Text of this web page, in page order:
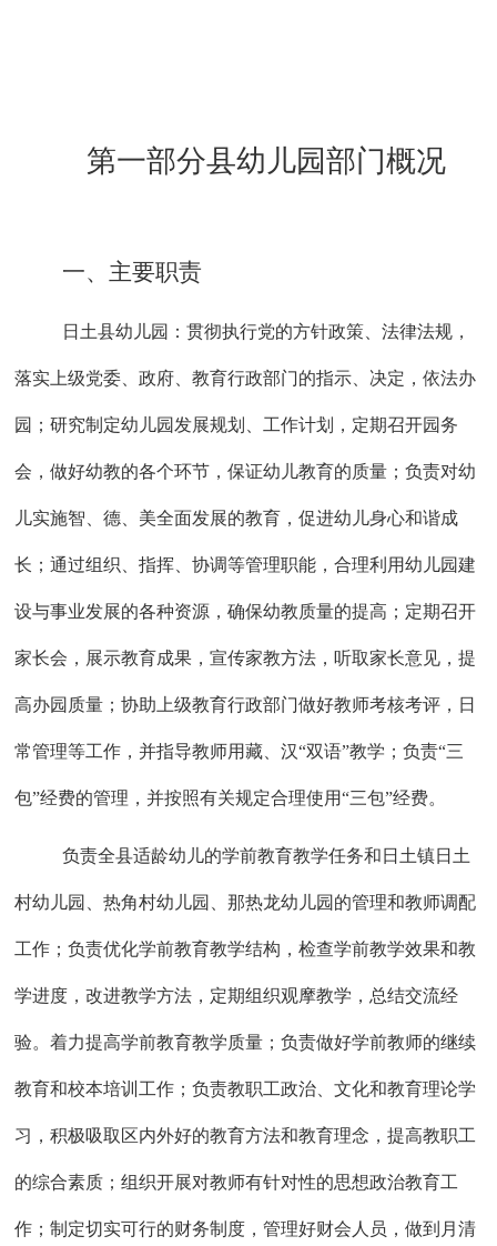
第一部分县幼儿园部门概况
一、主要职责
日土县幼儿园：贯彻执行党的方针政策、法律法规，
落实上级党委、政府、教育行政部门的指示、决定，依法办
园；研究制定幼儿园发展规划、工作计划，定期召开园务
会，做好幼教的各个环节，保证幼儿教育的质量；负责对幼
儿实施智、德、美全面发展的教育，促进幼儿身心和谐成
长；通过组织、指挥、协调等管理职能，合理利用幼儿园建
设与事业发展的各种资源，确保幼教质量的提高；定期召开
家长会，展示教育成果，宣传家教方法，听取家长意见，提
高办园质量；协助上级教育行政部门做好教师考核考评，日
常管理等工作，并指导教师用藏、汉“双语”教学；负责“三
包”经费的管理，并按照有关规定合理使用“三包”经费。
负责全县适龄幼儿的学前教育教学任务和日土镇日土
村幼儿园、热角村幼儿园、那热龙幼儿园的管理和教师调配
工作；负责优化学前教育教学结构，检查学前教学效果和教
学进度，改进教学方法，定期组织观摩教学，总结交流经
验。着力提高学前教育教学质量；负责做好学前教师的继续
教育和校本培训工作；负责教职工政治、文化和教育理论学
习，积极吸取区内外好的教育方法和教育理念，提高教职工
的综合素质；组织开展对教师有针对性的思想政治教育工
作；制定切实可行的财务制度，管理好财会人员，做到月清